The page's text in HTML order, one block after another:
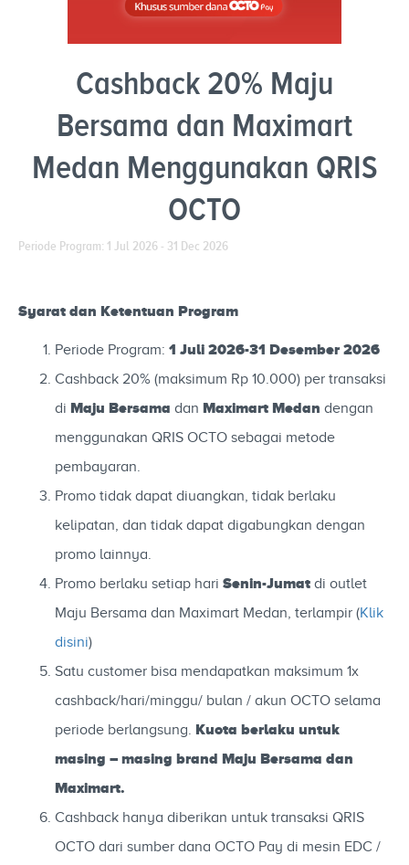
Cashback 20% Maju
Bersama dan Maximart
Medan Menggunakan QRIS
OCTO
Periode Program: 1 Jul 2026 - 31 Dec 2026
Syarat dan Ketentuan Program
Periode Program: 1 Juli 2026-31 Desember 2026
Cashback 20% (maksimum Rp 10.000) per transaksi
di Maju Bersama dan Maximart Medan dengan
menggunakan QRIS OCTO sebagai metode
pembayaran.
Promo tidak dapat diuangkan, tidak berlaku
kelipatan, dan tidak dapat digabungkan dengan
promo lainnya.
Promo berlaku setiap hari Senin-Jumat di outlet
Maju Bersama dan Maximart Medan, terlampir (Klik
disini)
Satu customer bisa mendapatkan maksimum 1x
cashback/hari/minggu/ bulan / akun OCTO selama
periode berlangsung. Kuota berlaku untuk
masing – masing brand Maju Bersama dan
Maximart.
Cashback hanya diberikan untuk transaksi QRIS
OCTO dari sumber dana OCTO Pay di mesin EDC /